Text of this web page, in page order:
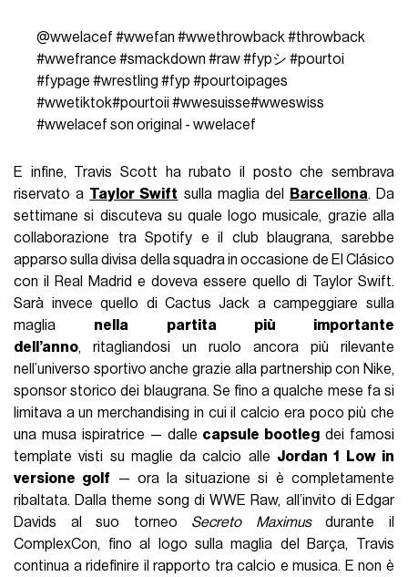
@wwelacef #wwefan #wwethrowback #throwback
#wwefrance #smackdown #raw#fypシ #pourtoi
#fypage #wrestling #fyp #pourtoipages
#wwetiktok#pourtoii #wwesuisse#wweswiss
#wwelacef son original - wwelacef
E infine, Travis Scott ha rubato il posto che sembrava
riservato a Taylor Swift sulla maglia del Barcellona. Da
settimane si discuteva su quale logo musicale, grazie alla
collaborazione tra Spotify e il club blaugrana, sarebbe
apparso sulla divisa della squadra in occasione de El Clásico
con il Real Madrid e doveva essere quello di Taylor Swift.
Sarà invece quello di Cactus Jack a campeggiare sulla
maglia nella partita più importante
dell’anno, ritagliandosi un ruolo ancora più rilevante
nell’universo sportivo anche grazie alla partnership con Nike,
sponsor storico dei blaugrana. Se fino a qualche mese fa si
limitava a un merchandising in cui il calcio era poco più che
una musa ispiratrice — dalle capsule bootleg dei famosi
template visti su maglie da calcio alle Jordan 1 Low in
versione golf — ora la situazione si è completamente
ribaltata. Dalla theme song di WWE Raw, all’invito di Edgar
Davids al suo torneo Secreto Maximusdurante il
ComplexCon, fino al logo sulla maglia del Barça, Travis
continua a ridefinire il rapporto tra calcio e musica. E non è